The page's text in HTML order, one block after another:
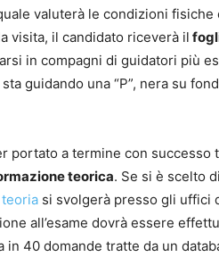
valuterà le condizioni fisiche
visita, il candidato riceverà il
in compagni di guidatori più
guidando una “P”, nera su
portato a termine con successo
teorica. Se si è scelto
si svolgerà presso gli uffici
all’esame dovrà essere
in 40 domande tratte da un